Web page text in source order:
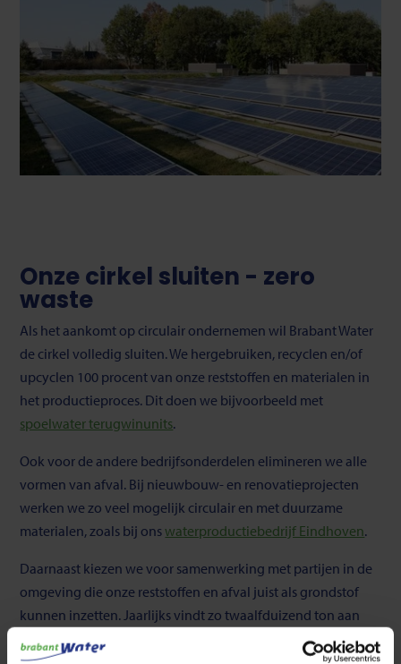
Onze cirkel sluiten - zero
waste
Als het aankomt op circulair ondernemen wil Brabant Water
de cirkel volledig sluiten. We hergebruiken, recyclen en/of
upcyclen 100 procent van onze reststoffen en materialen in
het productieproces. Dit doen we bijvoorbeeld met
spoelwater terugwinunits.
Ook voor de andere bedrijfsonderdelen elimineren we alle
vormen van afval. Bij nieuwbouw- en renovatieprojecten
werken we zo veel mogelijk circulair en met duurzame
materialen, zoals bij onswaterproductiebedrijf Eindhoven.
Daarnaast kiezen we voor samenwerking met partijen in de
omgeving die onze reststoffen en afval juist als grondstof
kunnen inzetten. Jaarlijks vindt zo twaalfduizend ton aan
onder andere ijzer- en kalkhoudend slib, kalkpellets,